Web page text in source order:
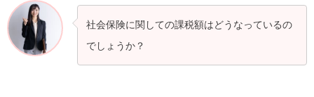
社会保険に関しての課税額はどうなっているの
でしょうか？